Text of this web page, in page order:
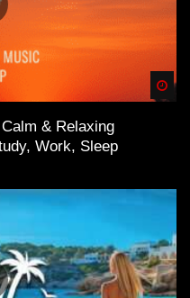
& Relaxing
Work, Sleep